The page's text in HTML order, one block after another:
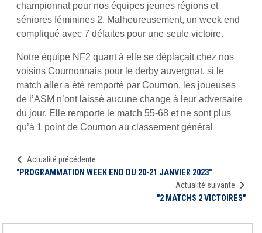
championnat pour nos équipes jeunes régions et
séniores féminines 2. Malheureusement, un week end
compliqué avec 7 défaites pour une seule victoire.
Notre équipe NF2 quant à elle se déplaçait chez nos
voisins Cournonnais pour le derby auvergnat, si le
match aller a été remporté par Cournon, les joueuses
de l’ASM n’ont laissé aucune change à leur adversaire
du jour. Elle remporte le match 55-68 et ne sont plus
qu’à 1 point de Cournon au classement général
Actualité précédente
"PROGRAMMATION WEEK END DU 20-21 JANVIER 2023"
Actualité suivante
"2 MATCHS 2 VICTOIRES"